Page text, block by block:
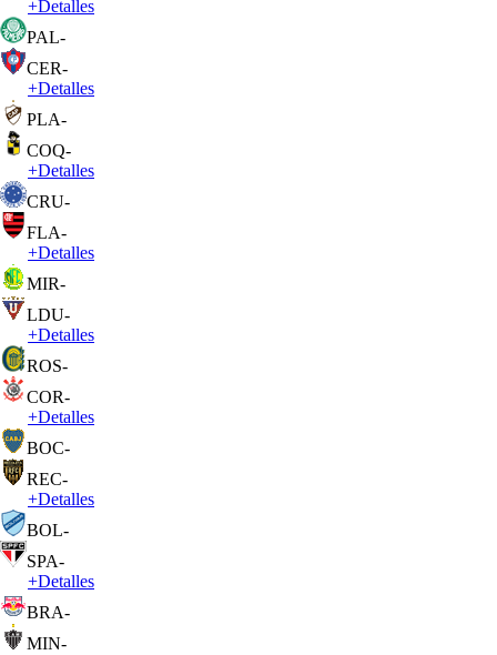
+Detalles
PAL-
CER-
+Detalles
PLA-
COQ-
+Detalles
CRU-
FLA-
+Detalles
MIR-
LDU-
+Detalles
ROS-
COR-
+Detalles
BOC-
REC-
+Detalles
BOL-
SPA-
+Detalles
BRA-
MIN-